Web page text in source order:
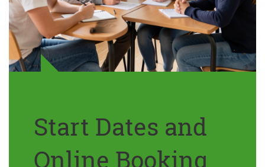
Start Dates and
Online Booking